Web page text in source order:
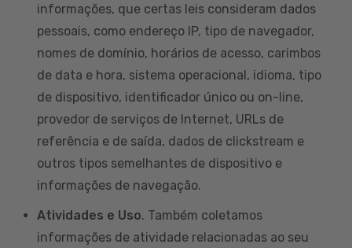
informações, que certas leis consideram dados
pessoais, como endereço IP, tipo de navegador,
nomes de domínio, horários de acesso, carimbos
de data e hora, sistema operacional, idioma, tipo
de dispositivo, identificador único ou on-line,
provedor de serviços de Internet, URLs de
referência e de saída, dados de clickstream e
outros tipos semelhantes de dispositivo e
informações de navegação.
Atividades e Uso. Também coletamos
informações de atividade relacionadas ao seu